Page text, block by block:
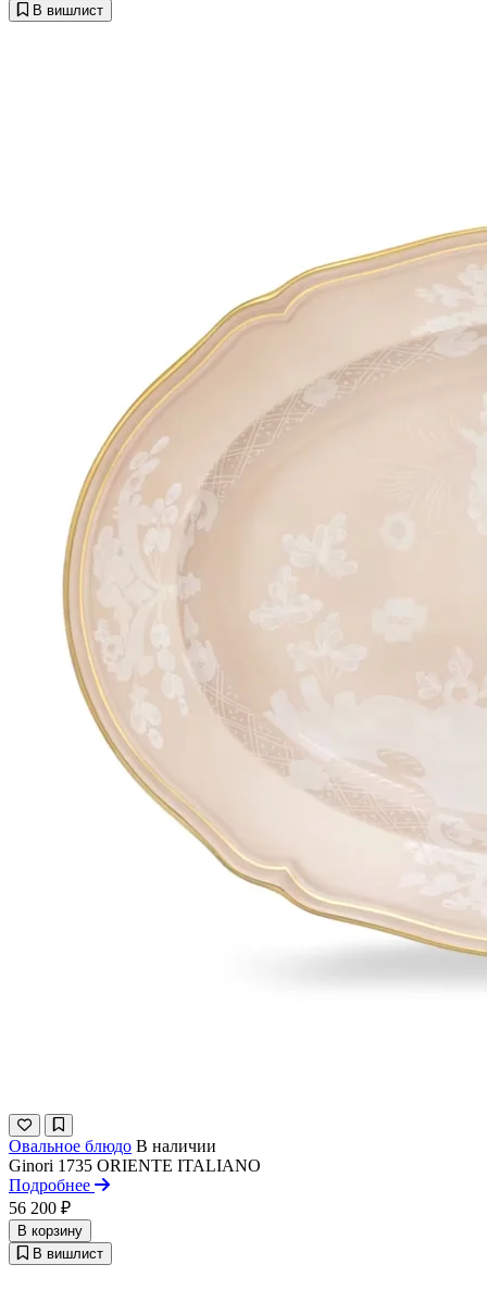
В вишлист
Овальное блюдо В наличии
Ginori 1735 ORIENTE ITALIANO
Подробнее
56 200 ₽
В корзину
В вишлист